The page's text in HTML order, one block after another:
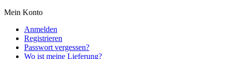
Mein Konto
Anmelden
Registrieren
Passwort vergessen?
Wo ist meine Lieferung?